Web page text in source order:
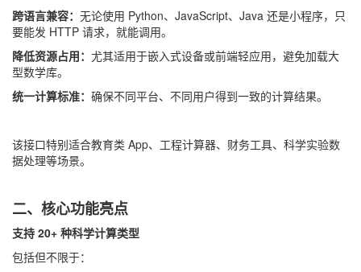
跨语言兼容： 无论使用 Python、JavaScript、Java 还是小程序，只
要能发 HTTP 请求，就能调用。
降低资源占用： 尤其适用于嵌入式设备或前端轻应用，避免加载大
型数学库。
统一计算标准： 确保不同平台、不同用户得到一致的计算结果。
该接口特别适合教育类 App、工程计算器、财务工具、科学实验数
据处理等场景。
二、核心功能亮点
支持 20+ 种科学计算类型
包括但不限于：